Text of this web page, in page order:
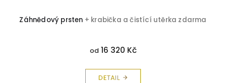
Záhnědový prsten + krabička a čistící utěrka zdarma
od16 320 Kč
DETAIL